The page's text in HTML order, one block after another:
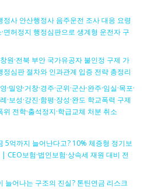
정사 안산행정사 음주운전 조사 대응 요령
면허정지 행정심판으로 생계형 운전자 구
창원·전북 부안 국가유공자 불인정 구제 가
정심판 절차와 인과관계 입증 전략 총정리
·밀양·거창·경주·군위·군산·완주·임실·목포·
·보성·강진·함평·장성·완도 학교폭력 구제
전학·출석정지·학급교체 처분 취소
5억까지 늘어난다고? 10% 체증형 정기보
CEO보험·법인보험·상속세 재원 대비 전
늘어나는 구조의 진실? 톤틴연금 리스크